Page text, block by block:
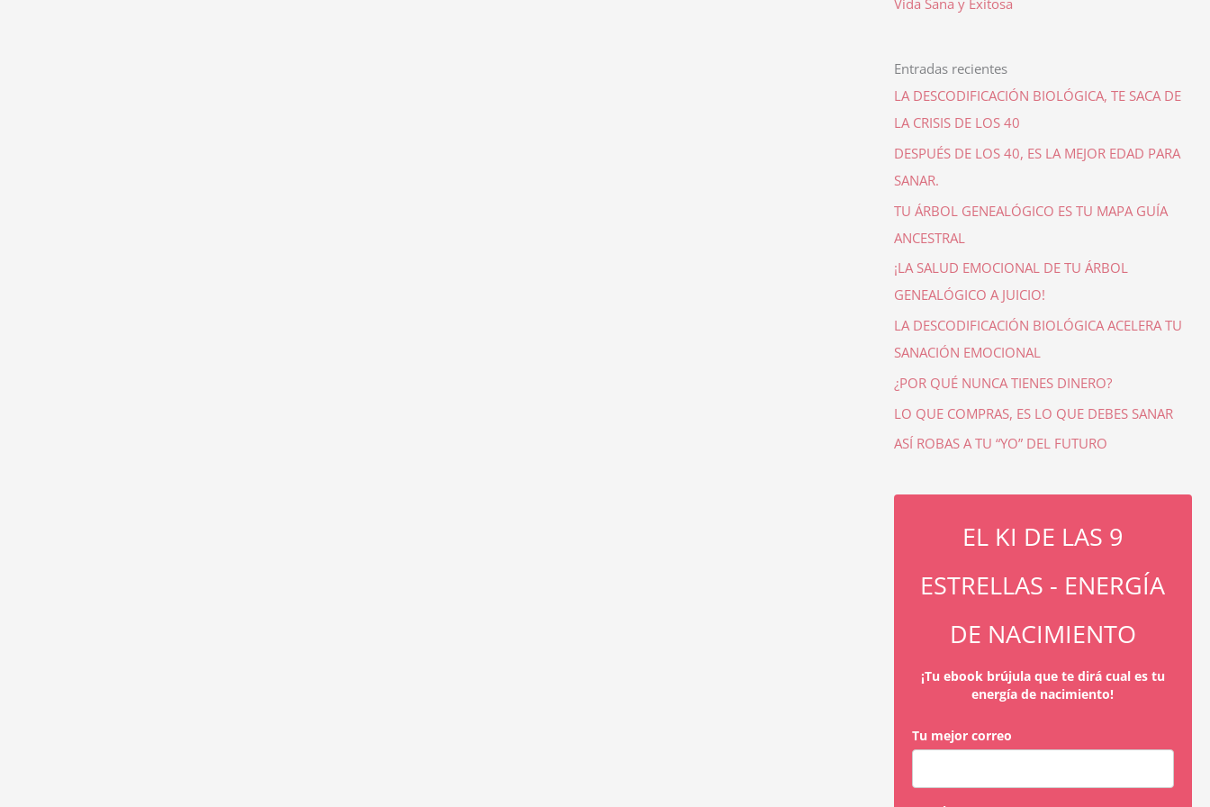
Vida Sana y Exitosa
Entradas recientes
LA DESCODIFICACIÓN BIOLÓGICA, TE SACA DE
LA CRISIS DE LOS 40
DESPUÉS DE LOS 40, ES LA MEJOR EDAD PARA
SANAR.
TU ÁRBOL GENEALÓGICO ES TU MAPA GUÍA
ANCESTRAL
¡LA SALUD EMOCIONAL DE TU ÁRBOL
GENEALÓGICO A JUICIO!
LA DESCODIFICACIÓN BIOLÓGICA ACELERA TU
SANACIÓN EMOCIONAL
¿POR QUÉ NUNCA TIENES DINERO?
LO QUE COMPRAS, ES LO QUE DEBES SANAR
ASÍ ROBAS A TU “YO” DEL FUTURO
EL KI DE LAS 9
ESTRELLAS - ENERGÍA
DE NACIMIENTO
¡Tu ebook brújula que te dirá cual es tu
energía de nacimiento!
Tu mejor correo